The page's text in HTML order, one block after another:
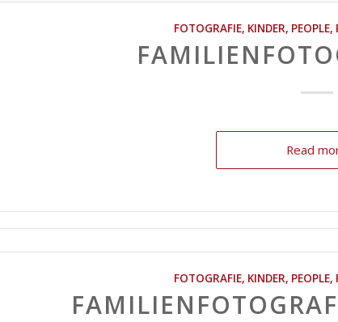
FOTOGRAFIE, KINDER, PEOPLE,
Read
FOTOGRAFIE, KINDER, PEOPLE,